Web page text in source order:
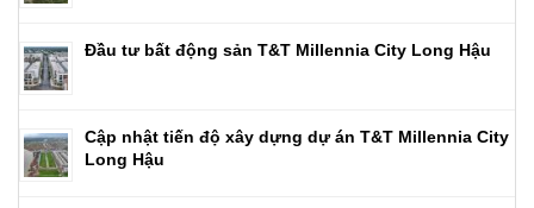
Đầu tư bất động sản T&T Millennia City Long Hậu
Cập nhật tiến độ xây dựng dự án T&T Millennia City
Long Hậu